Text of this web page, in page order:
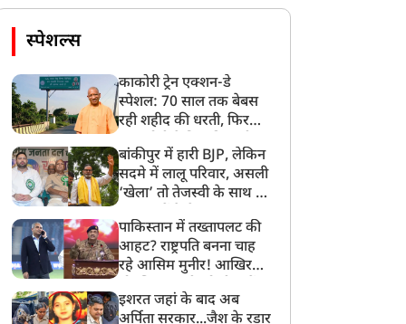
स्पेशल्स
काकोरी ट्रेन एक्शन-डे
स्पेशल: 70 साल तक बेबस
रही शहीद की धरती, फिर
पीढ़ियों का दर्द
बांकीपुर में हारी BJP, लेकिन
सदमे में लालू परिवार, असली
‘खेला’ तो तेजस्वी के साथ हो
पाकिस्तान में तख्तापलट की
आहट? राष्ट्रपति बनना चाह
रहे आसिम मुनीर! आखिर
बनाया मोहरा?
इशरत जहां के बाद अब
अर्पिता सरकार...जैश के रडार